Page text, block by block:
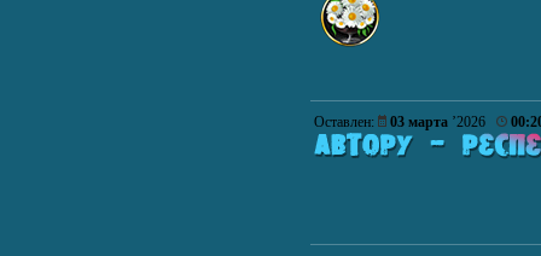
Оставлен: 03 марта ’2026